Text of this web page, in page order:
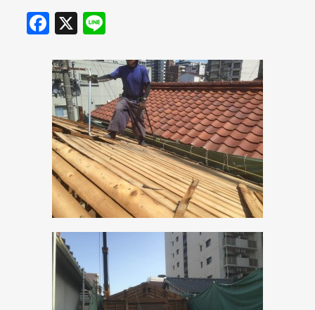
F
a
c
e
b
o
o
k
X Li
e